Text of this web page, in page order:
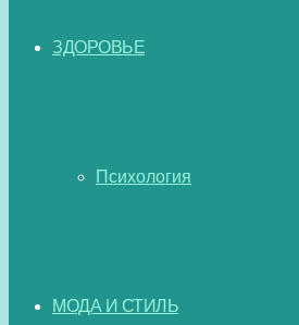
ЗДОРОВЬЕ
Психология
МОДА И СТИЛЬ